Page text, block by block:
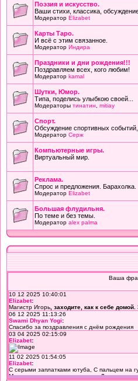
Поэзия и искусство.
Ваши стихи, классика,
Модератор Elizabet
Карты Таро.
И всё с этим связанное.
Модератор Индира
Праздники и дни рождения!!!
Поздравляем всех, кого любим!
Модератор kamal
Шутки, Юмор.
Типа, поделись улыбкою своей...
Модераторы тинатин mitiay
Cпорт.
Обсуждение спортивных
Модератор Серж
Компьютерные игры.
Виртуальный мир.
Реклама.
Спрос и предложения. Барахолка.
Модератор Elizabet
Большая флудильня.
По теме и без темы.
Модератор alex palma